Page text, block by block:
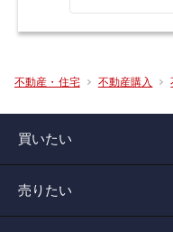
不動産・住宅 不動産購入
買いたい
売りたい